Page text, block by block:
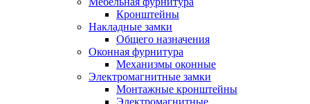
Кронштейны
Накладные замки
Общего назначения
Оконная фурнитура
Механизмы оконные
Электромагнитные замки
Монтажные кронштейны
Электромагнитные